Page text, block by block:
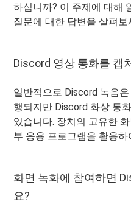
하십니까? 이 주제에 대해
질문에 대한 답변을 살펴보
Discord 영상 통화를 캡
일반적으로 Discord 녹음
행되지만 Discord 화상 통
있습니다. 장치의 고유한
부 응용 프로그램을 활용
화면 녹화에 참여하면
요?